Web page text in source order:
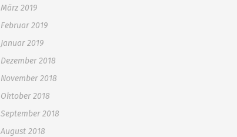
März 2019
Februar 2019
Januar 2019
Dezember 2018
November 2018
Oktober 2018
September 2018
August 2018